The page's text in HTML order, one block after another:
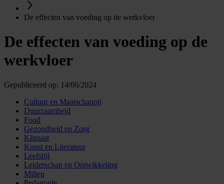
De effecten van voeding op de werkvloer
De effecten van voeding op de
werkvloer
Gepubliceerd op: 14/06/2024
Cultuur en Maatschappij
Duurzaamheid
Food
Gezondheid en Zorg
Klimaat
Kunst en Literatuur
Leefstijl
Leiderschap en Ontwikkeling
Milieu